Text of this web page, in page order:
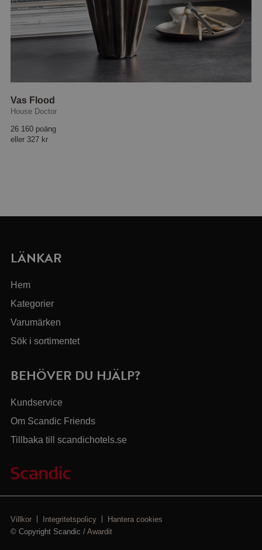
Vas Flood
House Doctor
26 160 poäng
eller 327 kr
LÄNKAR
Hem
Kategorier
Varumärken
Sök i sortimentet
BEHÖVER DU HJÄLP?
Kundservice
Om Scandic Friends
Tillbaka till scandichotels.se
Villkor Integritetspolicy
Hantera cookies
© Copyright Scandic /Awardit